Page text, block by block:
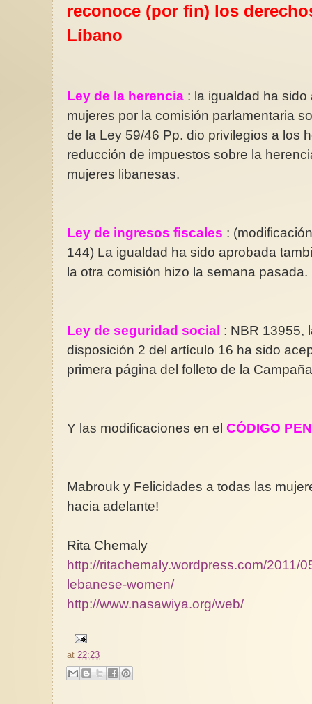
reconoce (por fin) los
Líbano
Ley de la herencia : la igualdad ha
mujeres por la comisión parlamentaria
de la Ley 59/46 Pp. dio privilegios a los
reducción de impuestos sobre la
mujeres libanesas.
Ley de ingresos fiscales :
144) La igualdad ha sido aprobada
la otra comisión hizo la semana pasada.
Ley de seguridad social : NBR 13955,
disposición 2 del artículo 16 ha sido
primera página del folleto de la
Y las modificaciones en el CÓDIGO
Mabrouk y Felicidades a todas las
hacia adelante!
Rita Chemaly
http://ritachemaly.wordpress.com/2011/
lebanese-women/
http://www.nasawiya.org/web/
at 22:23